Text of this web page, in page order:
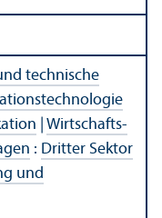
technische
Wirtschafts-
: Dritter Sektor
und